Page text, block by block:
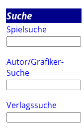
Suche
Spielsuche
Autor/Grafiker-
Suche
Verlagssuche